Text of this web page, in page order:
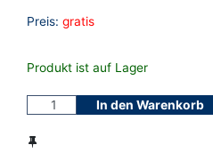
Preis: gratis
Produkt ist auf Lager
In den Warenkorb